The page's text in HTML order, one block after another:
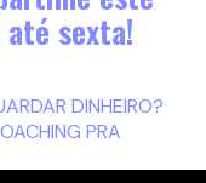
sexta!
DINHEIRO?
PRA